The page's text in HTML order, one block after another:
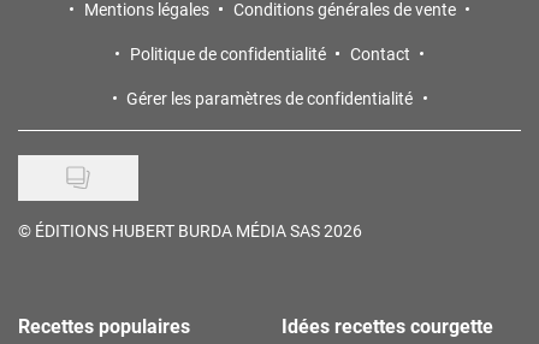
Mentions légales
Conditions générales de vente
Politique de confidentialité
Contact
Gérer les paramètres de confidentialité
© ÉDITIONS HUBERT BURDA MÉDIA SAS 2026
Recettes populaires Idées recettes courgette